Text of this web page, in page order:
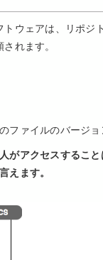
トウェアは、リポジ
れます。
ファイルのバージョ
がアクセスするこ
えます。